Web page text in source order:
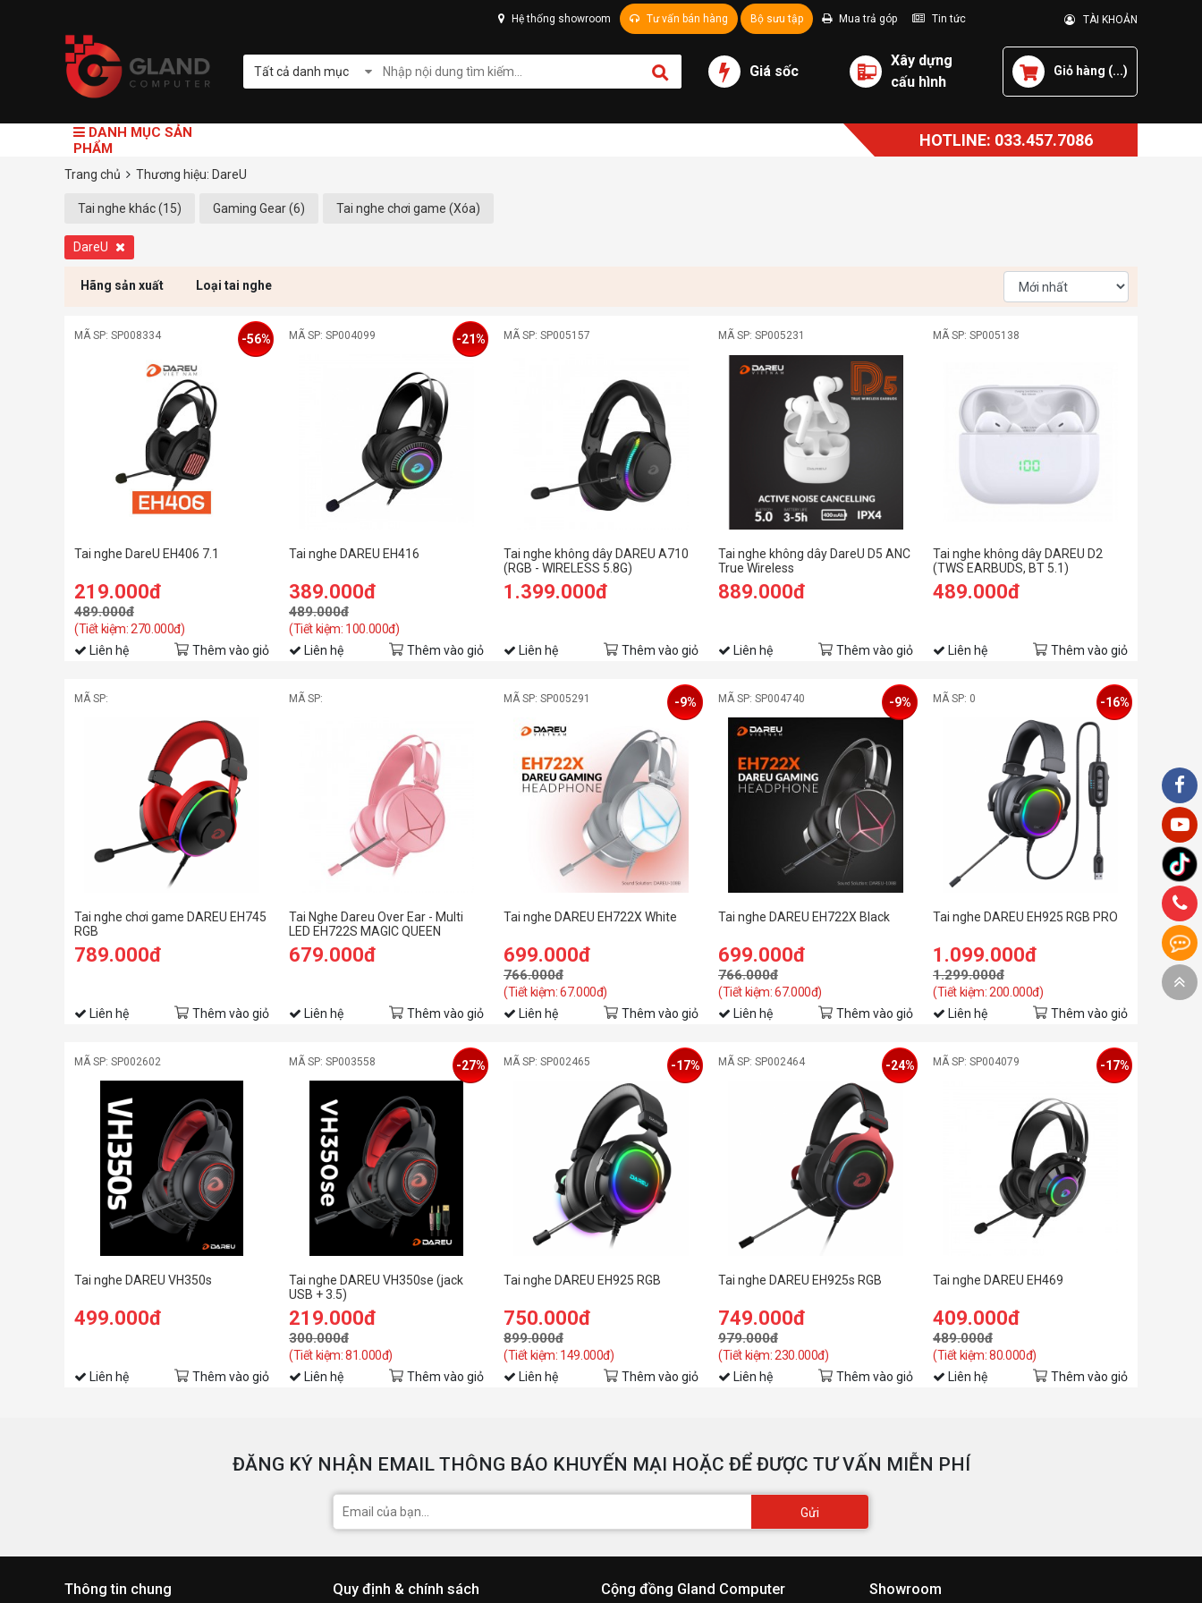
Hệ thống showroom Tư vấn bán hàng Bộ sưu tập Mua trả góp Tin tức TÀI KHOẢN
Tất cả danh mục Giá sốc
Xây dựng
cấu hình
Giỏ hàng (...)
DANH MỤC SẢN
PHẨM
HOTLINE: 033.457.7086
Trang chủ Thương hiệu: DareU
Tai nghe khác (15) Gaming Gear (6) Tai nghe chơi game (Xóa)
DareU
Hãng sản xuất Loại tai nghe
MÃ SP: SP008334
Tai nghe DareU EH406 7.1
219.000đ
489.000đ
(Tiết kiệm: 270.000đ)
-56%
Liên hệ Thêm vào giỏ
MÃ SP: SP004099
Tai nghe DAREU EH416
389.000đ
489.000đ
(Tiết kiệm: 100.000đ)
-21%
Liên hệ Thêm vào giỏ
MÃ SP: SP005157
Tai nghe không dây DAREU A710
(RGB - WIRELESS 5.8G)
1.399.000đ
Liên hệ Thêm vào giỏ
MÃ SP: SP005231
Tai nghe không dây DareU D5 ANC
True Wireless
889.000đ
Liên hệ Thêm vào giỏ
MÃ SP: SP005138
Tai nghe không dây DAREU D2
(TWS EARBUDS, BT 5.1)
489.000đ
Liên hệ Thêm vào giỏ
MÃ SP:
Tai nghe chơi game DAREU EH745
RGB
789.000đ
Liên hệ Thêm vào giỏ
MÃ SP:
Tai Nghe Dareu Over Ear - Multi
LED EH722S MAGIC QUEEN
679.000đ
Liên hệ Thêm vào giỏ
MÃ SP: SP005291
Tai nghe DAREU EH722X White
699.000đ
766.000đ
(Tiết kiệm: 67.000đ)
-9%
Liên hệ Thêm vào giỏ
MÃ SP: SP004740
Tai nghe DAREU EH722X Black
699.000đ
766.000đ
(Tiết kiệm: 67.000đ)
-9%
Liên hệ Thêm vào giỏ
MÃ SP: 0
Tai nghe DAREU EH925 RGB PRO
1.099.000đ
1.299.000đ
(Tiết kiệm: 200.000đ)
-16%
Liên hệ Thêm vào giỏ
MÃ SP: SP002602
Tai nghe DAREU VH350s
499.000đ
Liên hệ Thêm vào giỏ
MÃ SP: SP003558
Tai nghe DAREU VH350se (jack
USB + 3.5)
219.000đ
300.000đ
(Tiết kiệm: 81.000đ)
-27%
Liên hệ Thêm vào giỏ
MÃ SP: SP002465
Tai nghe DAREU EH925 RGB
750.000đ
899.000đ
(Tiết kiệm: 149.000đ)
-17%
Liên hệ Thêm vào giỏ
MÃ SP: SP002464
Tai nghe DAREU EH925s RGB
749.000đ
979.000đ
(Tiết kiệm: 230.000đ)
-24%
Liên hệ Thêm vào giỏ
MÃ SP: SP004079
Tai nghe DAREU EH469
409.000đ
489.000đ
(Tiết kiệm: 80.000đ)
-17%
Liên hệ Thêm vào giỏ
ĐĂNG KÝ NHẬN EMAIL THÔNG BÁO KHUYẾN MẠI HOẶC ĐỂ ĐƯỢC TƯ VẤN MIỄN PHÍ
Gửi
Thông tin chung Quy định & chính sách Cộng đồng Gland Computer Showroom